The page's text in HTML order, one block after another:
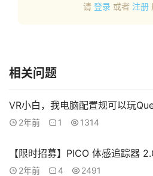
请 登录 或者 注册
相关问题
VR小白，我电脑配置规可以玩
2年前 1 1314
【限时招募】PICO 体感追踪器
2年前 4 2491